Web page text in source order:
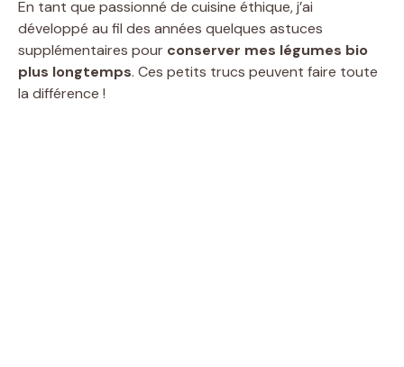
En tant que passionné de cuisine éthique, j’ai
développé au fil des années quelques astuces
supplémentaires pour conserver mes légumes bio
plus longtemps. Ces petits trucs peuvent faire toute
la différence !